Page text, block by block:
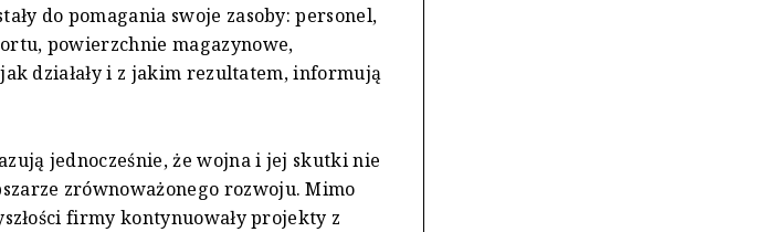
do pomagania swoje zasoby: personel,
powierzchnie magazynowe,
działały i z jakim rezultatem, informują
jednocześnie, że wojna i jej skutki nie
zrównoważonego rozwoju. Mimo
firmy kontynuowały projekty z